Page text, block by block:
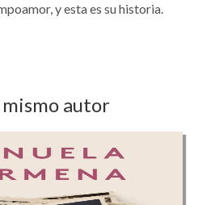
y esta es su historia.
autor